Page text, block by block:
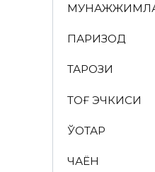
ПАРИЗОД
ТАРОЗИ
ТОҒ ЭЧКИСИ
ЎҚОТАР
ЧАЁН